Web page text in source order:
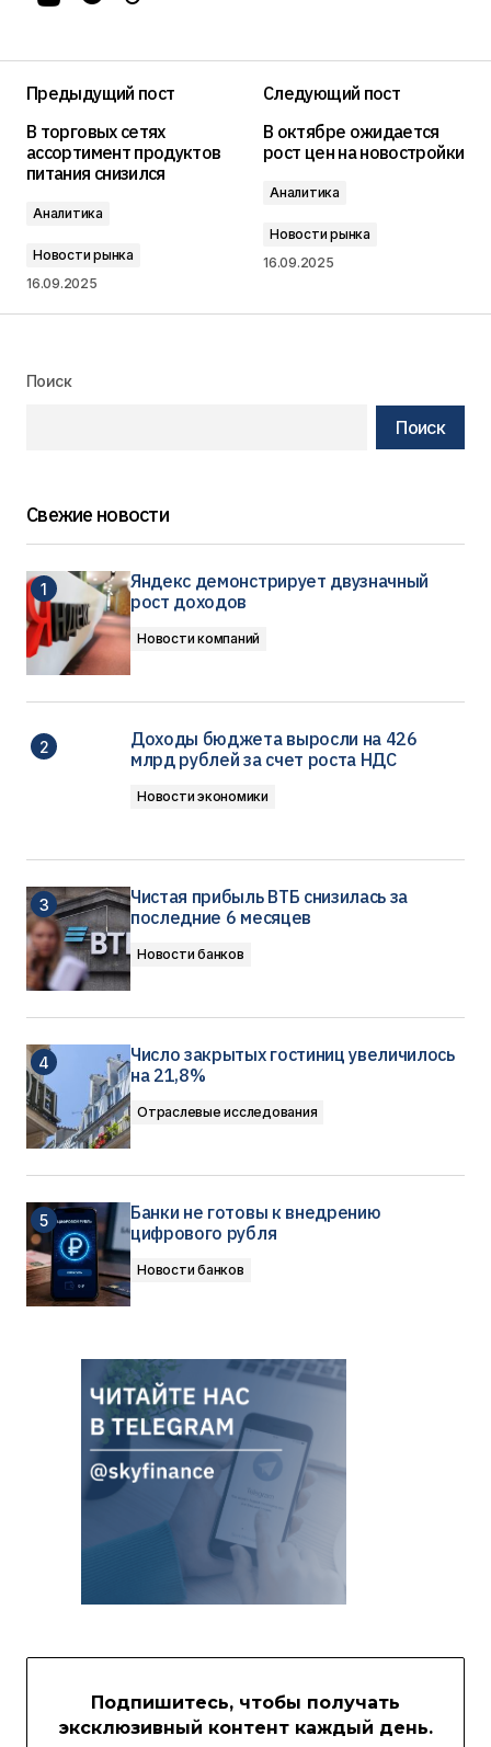
Предыдущий пост
В торговых сетях
ассортимент продуктов
питания снизился
Аналитика
Новости рынка
16.09.2025
Следующий пост
В октябре ожидается
рост цен на новостройки
Аналитика
Новости рынка
16.09.2025
Поиск
Поиск
Свежие новости
Яндекс демонстрирует двузначный
рост доходов
Новости компаний
Доходы бюджета выросли на 426
млрд рублей за счет роста НДС
Новости экономики
Чистая прибыль ВТБ снизилась за
последние 6 месяцев
Новости банков
Число закрытых гостиниц увеличилось
на 21,8%
Отраслевые исследования
Банки не готовы к внедрению
цифрового рубля
Новости банков
Подпишитесь, чтобы получать
эксклюзивный контент каждый день.